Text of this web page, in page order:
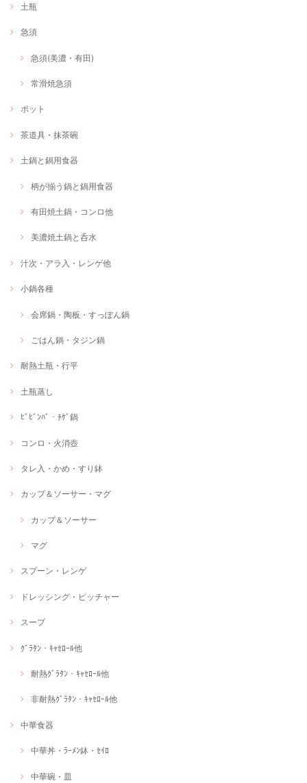
土瓶
急須
急須(美濃・有田)
常滑焼急須
ポット
茶道具・抹茶碗
土鍋と鍋用食器
柄が揃う鍋と鍋用食器
有田焼土鍋・コンロ他
美濃焼土鍋と呑水
汁次・アラ入・レンゲ他
小鍋各種
会席鍋・陶板・すっぽん鍋
ごはん鍋・タジン鍋
耐熱土瓶・行平
土瓶蒸し
ﾋﾞﾋﾞﾝﾊﾞ・ﾁｹﾞ鍋
コンロ・火消壺
タレ入・かめ・すり鉢
カップ＆ソーサー・マグ
カップ＆ソーサー
マグ
スプーン・レンゲ
ドレッシング・ピッチャー
スープ
ｸﾞﾗﾀﾝ・ｷｬｾﾛｰﾙ他
耐熱ｸﾞﾗﾀﾝ・ｷｬｾﾛｰﾙ他
非耐熱ｸﾞﾗﾀﾝ・ｷｬｾﾛｰﾙ他
中華食器
中華丼・ﾗｰﾒﾝ鉢・ｾｲﾛ
中華碗・皿